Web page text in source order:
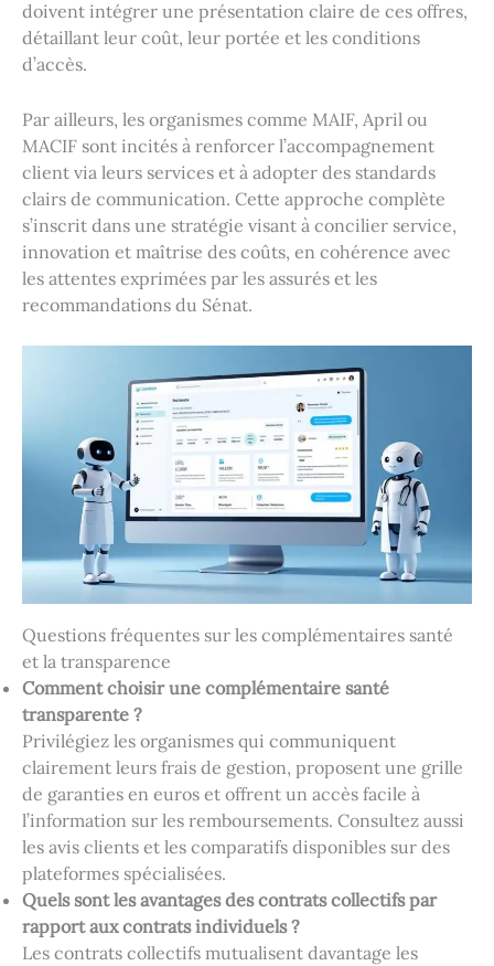
doivent intégrer une présentation claire de ces offres,
détaillant leur coût, leur portée et les conditions
d’accès.
Par ailleurs, les organismes comme MAIF, April ou
MACIF sont incités à renforcer l’accompagnement
client via leurs services et à adopter des standards
clairs de communication. Cette approche complète
s’inscrit dans une stratégie visant à concilier service,
innovation et maîtrise des coûts, en cohérence avec
les attentes exprimées par les assurés et les
recommandations du Sénat.
Questions fréquentes sur les complémentaires santé
et la transparence
Comment choisir une complémentaire santé
transparente ?
Privilégiez les organismes qui communiquent
clairement leurs frais de gestion, proposent une grille
de garanties en euros et offrent un accès facile à
l’information sur les remboursements. Consultez aussi
les avis clients et les comparatifs disponibles sur des
plateformes spécialisées.
Quels sont les avantages des contrats collectifs par
rapport aux contrats individuels ?
Les contrats collectifs mutualisent davantage les